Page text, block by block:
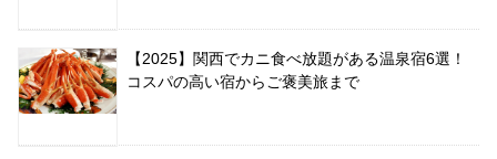
【2025】関西でカニ食べ放題がある温泉宿6選！
コスパの高い宿からご褒美旅まで